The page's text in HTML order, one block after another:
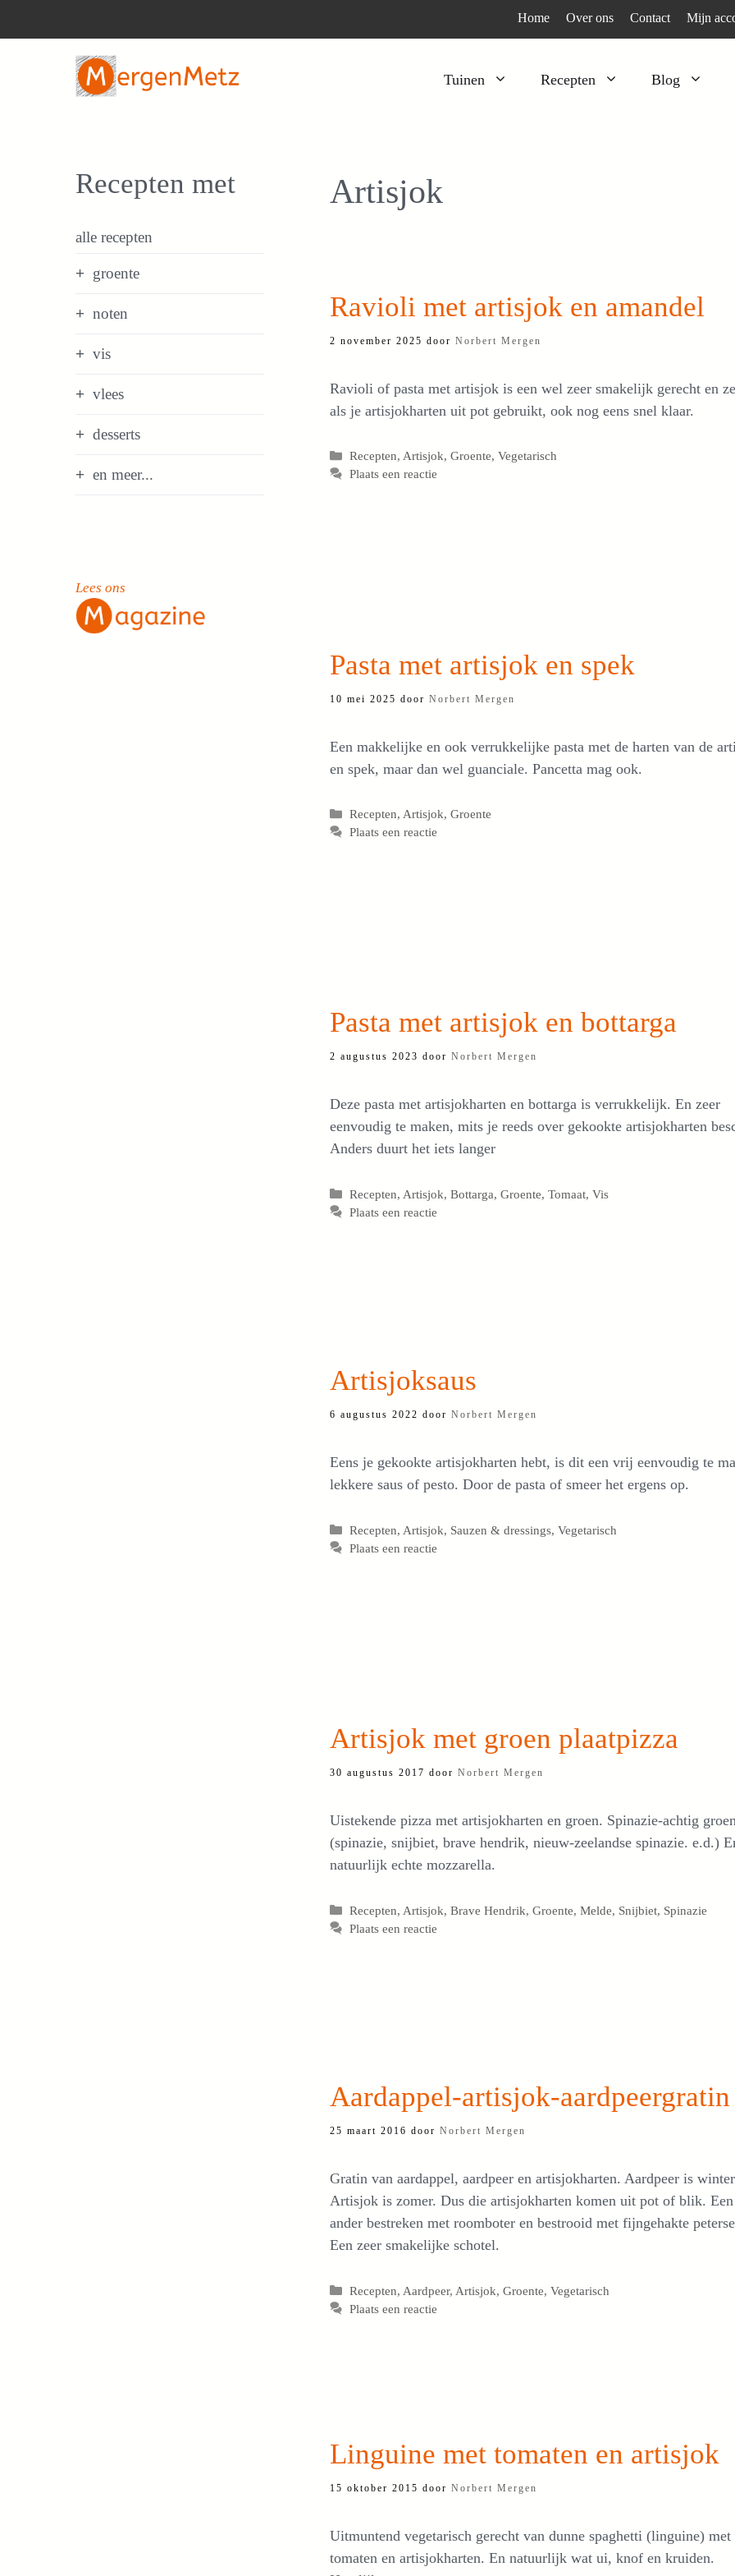
Home Over ons Contact Mijn
Tuinen Recepten Blog
Bladgroenten
Artisjok
Ravioli met artisjok en amandel
2 november 2025 door Norbert Mergen
Ravioli of pasta met artisjok is een wel zeer smakelijk gerecht en
als je artisjokharten uit pot gebruikt, ook nog eens snel klaar.
Categorieën
Recepten, Artisjok,Groente,Vegetarisch
Plaats een reactie
Pasta met artisjok en spek
10 mei 2025 door Norbert Mergen
Een makkelijke en ook verrukkelijke pasta met de harten van de
en spek, maar dan wel guanciale. Pancetta mag ook.
Categorieën
Recepten, Artisjok,Groente
Plaats een reactie
Pasta met artisjok en bottarga
2 augustus 2023 door Norbert Mergen
Deze pasta met artisjokharten en bottarga is verrukkelijk. En zeer
eenvoudig te maken, mits je reeds over gekookte artisjokharten
Anders duurt het iets langer
Categorieën
Recepten, Artisjok,Bottarga,Groente,Tomaat,Vis
Plaats een reactie
Artisjoksaus
6 augustus 2022 door Norbert Mergen
Eens je gekookte artisjokharten hebt, is dit een vrij eenvoudig te
lekkere saus of pesto. Door de pasta of smeer het ergens op.
Categorieën
Recepten, Artisjok, Sauzen & dressings,Vegetarisch
Plaats een reactie
Artisjok met groen plaatpizza
30 augustus 2017 door Norbert Mergen
Uistekende pizza met artisjokharten en groen. Spinazie-achtig
(spinazie, snijbiet, brave hendrik, nieuw-zeelandse spinazie. e.d.)
natuurlijk echte mozzarella.
Categorieën
Recepten, Artisjok,Brave Hendrik,Groente,Melde, Snijbiet, Spinazie
Plaats een reactie
Aardappel-artisjok-aardpeergratin
25 maart 2016 door Norbert Mergen
Gratin van aardappel, aardpeer en artisjokharten. Aardpeer is
Artisjok is zomer. Dus die artisjokharten komen uit pot of blik.
ander bestreken met roomboter en bestrooid met fijngehakte
Een zeer smakelijke schotel.
Categorieën
Recepten, Aardpeer, Artisjok,Groente,Vegetarisch
Plaats een reactie
Linguine met tomaten en artisjok
15 oktober 2015 door Norbert Mergen
Uitmuntend vegetarisch gerecht van dunne spaghetti (linguine) met
tomaten en artisjokharten. En natuurlijk wat ui, knof en kruiden.
Recepten met
alle recepten
groente
noten
vis
vlees
desserts
en meer...
Lees ons